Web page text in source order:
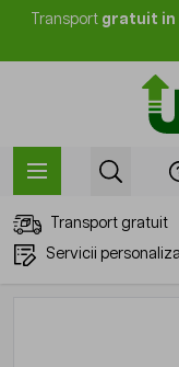
Mergi la Conținut
Transport gratuit
Transport gratuit
Servicii